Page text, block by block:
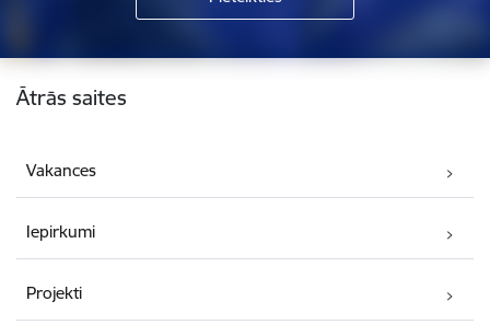
Kājene
Ātrās saites
Vakances
Iepirkumi
Projekti